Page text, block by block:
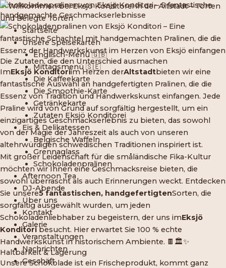
Zum
Inhalt
springenStartseite
Unsere Speisekarten
Englisch-Menü 🇬🇧
Mittagsmenü 🇸🇪
Die Kaffeekarte
Die Smoothie-Karte
Getränkekarte
Zutaten Eksjö Konditorei
Eis & Delikatessen
Belgische Waffeln
Grennaglass
Schokoladenpralinen
Afternoon Tea
DJ-Abende
Über uns
Kontakt
Galerie
Veranstaltungen
Nachrichten
Geschäft
Schokoladenpralinen von Eksjö Konditori – 5 fantastische
handgemachte Geschmackserlebnisse
Die Zutaten, die den Unterschied ausmachen
ImEksjö Konditoriim Herzen derAltstadtbieten wir eine
fantastische Auswahl an handgefertigten Pralinen, die die
Essenz von Tradition und Handwerkskunst einfangen. Jede
Praline wird von Grund auf sorgfältig hergestellt, um ein
einzigartiges Geschmackserlebnis zu bieten, das sowohl
von der Magie der Jahreszeit als auch von unseren
altehrwürdigen schwedischen Traditionen inspiriert ist.
Mit großer Leidenschaft für die småländische Fika-Kultur
möchten wir Ihnen eine Geschmacksreise bieten, die
sowohl überrascht als auch Erinnerungen weckt. Entdecken
Sie unsere5 fantastischen, handgefertigtenSorten, die
sorgfältig ausgewählt wurden, um jeden
Schokoladenliebhaber zu begeistern, der uns imEksjö
Konditoribesucht. Hier erwartet Sie 100 % echte
Handwerkskunst in historischem Ambiente. 🍫🏛️✨
Haltbarkeit & Lagerung
Unsere Schokolade ist ein Frischeprodukt, kommt ganz